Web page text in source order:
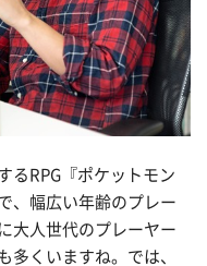
るRPG『ポケットモン
、幅広い年齢のプレー
大人世代のプレーヤー
多くいますね。では、